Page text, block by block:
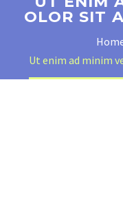
OLOR SIT
Ut enim ad minim